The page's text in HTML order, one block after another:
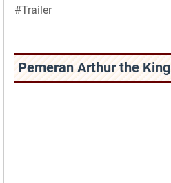
#Trailer
Pemeran Arthur the King